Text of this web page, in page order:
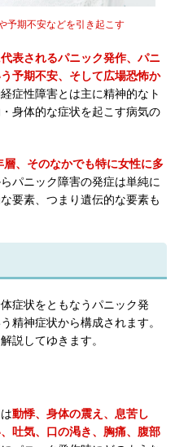
予期不安などを引き起こす
表されるパニック発作、パニ
予期不安、そして広場恐怖か
症性障害とは主に精神的なト
身体的な症状を起こす病気の
、そのなかでも特に女性に多
パニック障害の発症は単純に
要素、つまり遺伝的な要素も
症状をともなうパニック発
精神症状から構成されます。
説してゆきます。
動悸、身体の震え、息苦し
吐気、口の渇き、胸痛、腹部